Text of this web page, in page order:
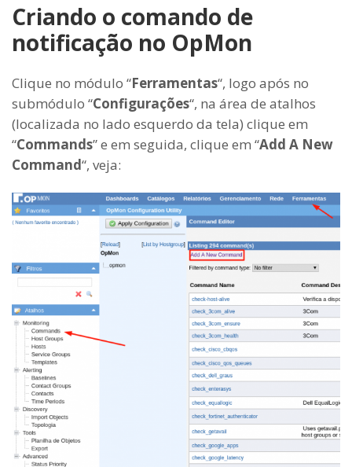
Criando o comando de
notificação no OpMon
Clique no módulo “Ferramentas“, logo após no
submódulo “Configurações“, na área de atalhos
(localizada no lado esquerdo da tela) clique em
“Commands” e em seguida, clique em “Add A New
Command“, veja: